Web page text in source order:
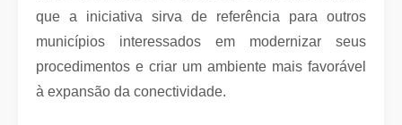
que a iniciativa sirva de referência para outros
municípios interessados em modernizar seus
procedimentos e criar um ambiente mais favorável
à expansão da conectividade.